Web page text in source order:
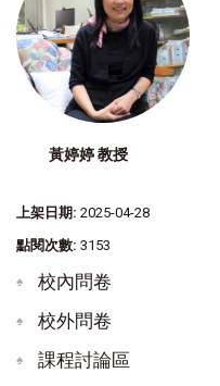
黃婷婷 教授
上架日期: 2025-04-28
點閱次數: 3153
校內問卷
校外問卷
課程討論區